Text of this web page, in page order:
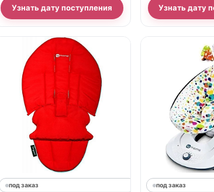
Узнать дату поступления Узнать дату
под заказ под заказ